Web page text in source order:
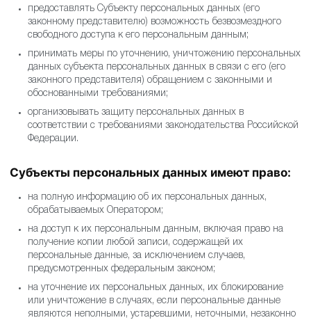
предоставлять Субъекту персональных данных (его
законному представителю) возможность безвозмездного
свободного доступа к его персональным данным;
принимать меры по уточнению, уничтожению персональных
данных субъекта персональных данных в связи с его (его
законного представителя) обращением с законными и
обоснованными требованиями;
организовывать защиту персональных данных в
соответствии с требованиями законодательства Российской
Федерации.
Субъекты персональных данных имеют право:
на полную информацию об их персональных данных,
обрабатываемых Оператором;
на доступ к их персональным данным, включая право на
получение копии любой записи, содержащей их
персональные данные, за исключением случаев,
предусмотренных федеральным законом;
на уточнение их персональных данных, их блокирование
или уничтожение в случаях, если персональные данные
являются неполными, устаревшими, неточными, незаконно